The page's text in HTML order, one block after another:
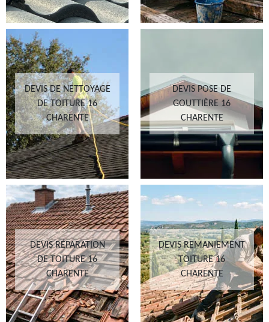
DEVIS DE NETTOYAGE
DE TOITURE 16
CHARENTE
DEVIS POSE DE
GOUTTIÈRE 16
CHARENTE
DEVIS RÉPARATION
DE TOITURE 16
CHARENTE
DEVIS REMANIEMENT
TOITURE 16
CHARENTE